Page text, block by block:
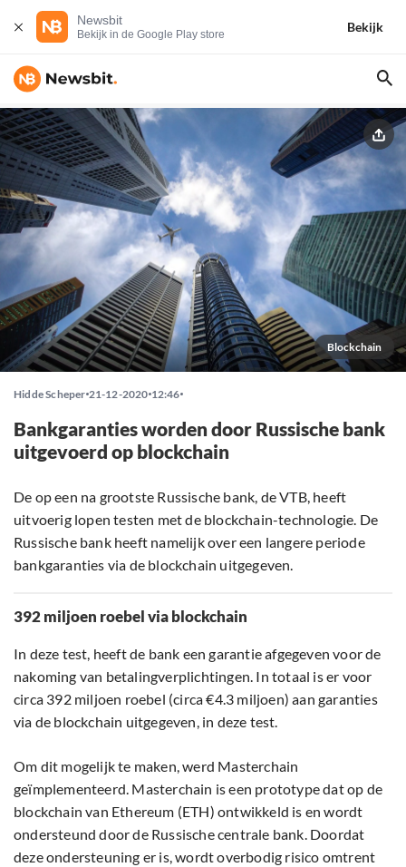
Newsbit
Bekijk in de Google Play store
Bekijk
Blockchain
Hidde Scheper 21-12-2020 12:46
Bankgaranties worden door Russische bank
uitgevoerd op blockchain
De op een na grootste Russische bank, de VTB, heeft
uitvoerig lopen testen met de blockchain-technologie. De
Russische bank heeft namelijk over een langere periode
bankgaranties via de blockchain uitgegeven.
392 miljoen roebel via blockchain
In deze test, heeft de bank een garantie afgegeven voor de
nakoming van betalingverplichtingen. In totaal is er voor
circa 392 miljoen roebel (circa €4.3 miljoen) aan garanties
via de blockchain uitgegeven, in deze test.
Om dit mogelijk te maken, werd Masterchain
geïmplementeerd. Masterchain is een prototype dat op de
blockchain van Ethereum (ETH) ontwikkeld is en wordt
ondersteund door de Russische centrale bank. Doordat
deze ondersteuning er is, wordt overbodig risico omtrent